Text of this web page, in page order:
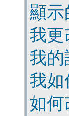
顯示
我更
我的
我如
如何